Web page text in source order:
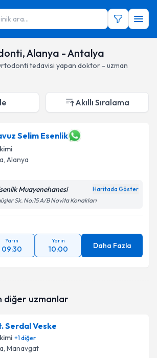
ara...
Alanya - Antalya
tedavisi yapan doktor - uzman
Akıllı Sıralama
Selim Esenlik
, Alanya
Muayenehanesi Haritada Göster
Sk. No:15 A/B Novita Konakları
Yarın
09:30
Yarın
10:00 Daha Fazla
diğer uzmanlar
Serdal Veske
+1diğer
, Manavgat